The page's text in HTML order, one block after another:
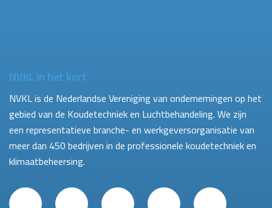
NVKL in het kort
NVKL is de Nederlandse Vereniging van ondernemingen op het
gebied van de Koudetechniek en Luchtbehandeling. We zijn
een representatieve branche- en werkgeversorganisatie van
meer dan 450 bedrijven in de professionele koudetechniek en
klimaatbeheersing.